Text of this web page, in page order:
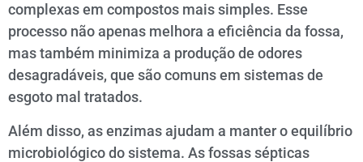
complexas em compostos mais simples. Esse
processo não apenas melhora a eficiência da fossa,
mas também minimiza a produção de odores
desagradáveis, que são comuns em sistemas de
esgoto mal tratados.
Além disso, as enzimas ajudam a manter o equilíbrio
microbiológico do sistema. As fossas sépticas